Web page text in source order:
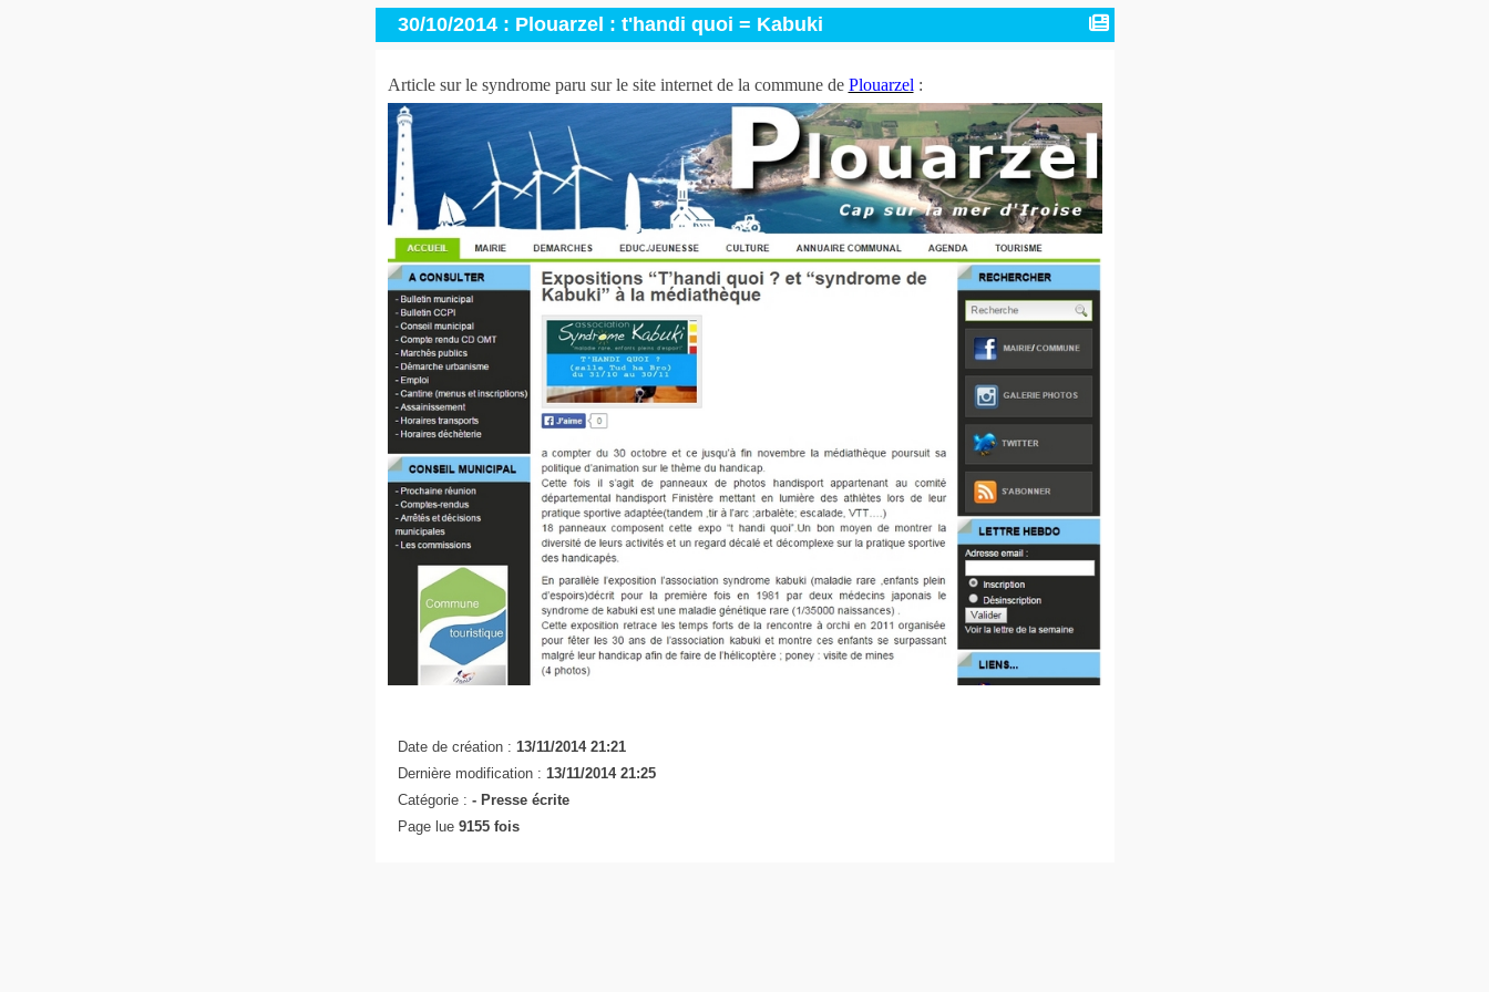
30/10/2014 : Plouarzel : t'handi quoi = Kabuki
Article sur le syndrome paru sur le site internet de la commune de Plouarzel :
Date de création : 13/11/2014 21:21
Dernière modification : 13/11/2014 21:25
Catégorie : - Presse écrite
Page lue 9155 fois